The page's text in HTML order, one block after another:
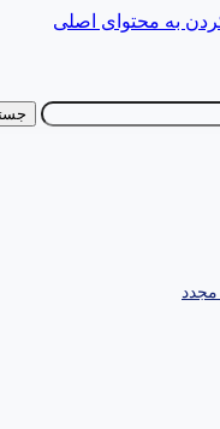
به محتوای اصلی